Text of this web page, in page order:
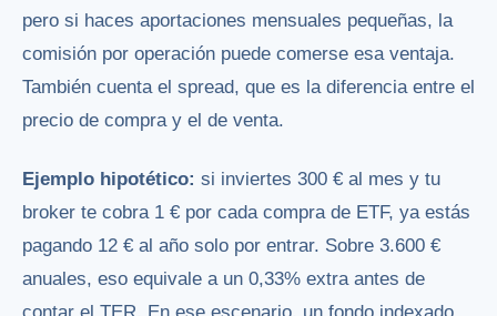
pero si haces aportaciones mensuales pequeñas, la
comisión por operación puede comerse esa ventaja.
También cuenta el spread, que es la diferencia entre el
precio de compra y el de venta.
Ejemplo hipotético: si inviertes 300 € al mes y tu
broker te cobra 1 € por cada compra de ETF, ya estás
pagando 12 € al año solo por entrar. Sobre 3.600 €
anuales, eso equivale a un 0,33% extra antes de